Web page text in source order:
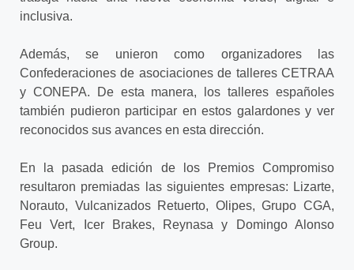
inclusiva.
Además, se unieron como organizadores las
Confederaciones de asociaciones de talleres CETRAA
y CONEPA. De esta manera, los talleres españoles
también pudieron participar en estos galardones y ver
reconocidos sus avances en esta dirección.
En la pasada edición de los Premios Compromiso
resultaron premiadas las siguientes empresas: Lizarte,
Norauto, Vulcanizados Retuerto, Olipes, Grupo CGA,
Feu Vert, Icer Brakes, Reynasa y Domingo Alonso
Group.